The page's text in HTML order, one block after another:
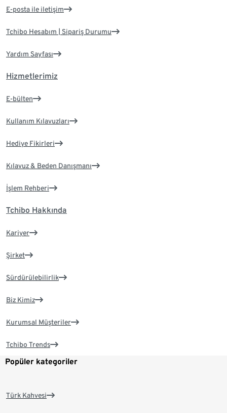
E-posta ile iletişim
Tchibo Hesabım | Sipariş Durumu
Yardım Sayfası
Hizmetlerimiz
E-bülten
Kullanım Kılavuzları
Hediye Fikirleri
Kılavuz & Beden Danışmanı
İşlem Rehberi
Tchibo Hakkında
Kariyer
Şirket
Sürdürülebilirlik
Biz Kimiz
Kurumsal Müşteriler
Tchibo Trends
Popüler kategoriler
Türk Kahvesi